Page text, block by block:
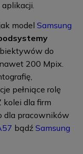
model Samsung
do
200 Mpix.
pełniące rolę
dla firm
dla pracowników
bądź Samsung